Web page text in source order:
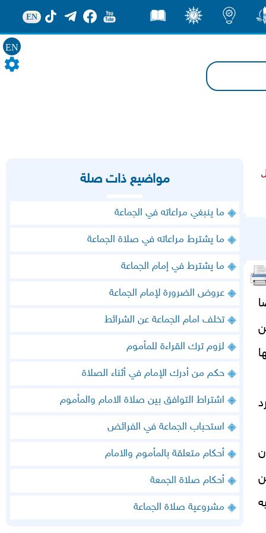
EN
EN
مواضيع ذات صلة
ما ينبغي مراعاته في الجماعة
ما يشترط مراعاته في صلاة الجماعة
ما يشترط في إمام الجماعة
عروض الضرورة لإمام الجماعة
تخلف امام الجماعة عن الشرائط
لزوم ترك القراءة للمأموم
حكم من أدرك الإمام في أثناء الصلاة
اشتراط التوافق بين صلاة الامام والمأموم
استحباب الجماعة في الفرائض
أحكام متعلقة بالمأموم والامام
أحكام صلاة الجمعة
مشروعية صلاة الجماعة